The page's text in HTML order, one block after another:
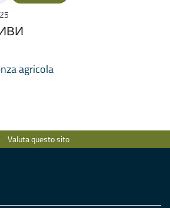
agricola
Valuta questo sito